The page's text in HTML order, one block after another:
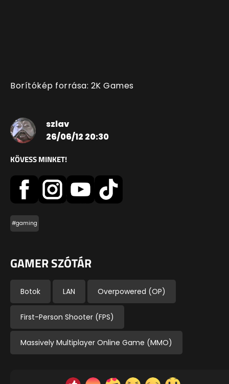
Borítókép forrása: 2K Games
szlav
26/06/12 20:30
KÖVESS MINKET!
#gaming
GAMER SZÓTÁR
Botok LAN Overpowered (OP)
First-Person Shooter (FPS)
Massively Multiplayer Online Game (MMO)